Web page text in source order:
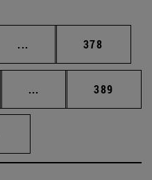
... Páginas intermedias
Página
378
... Páginas intermedias
Página
389